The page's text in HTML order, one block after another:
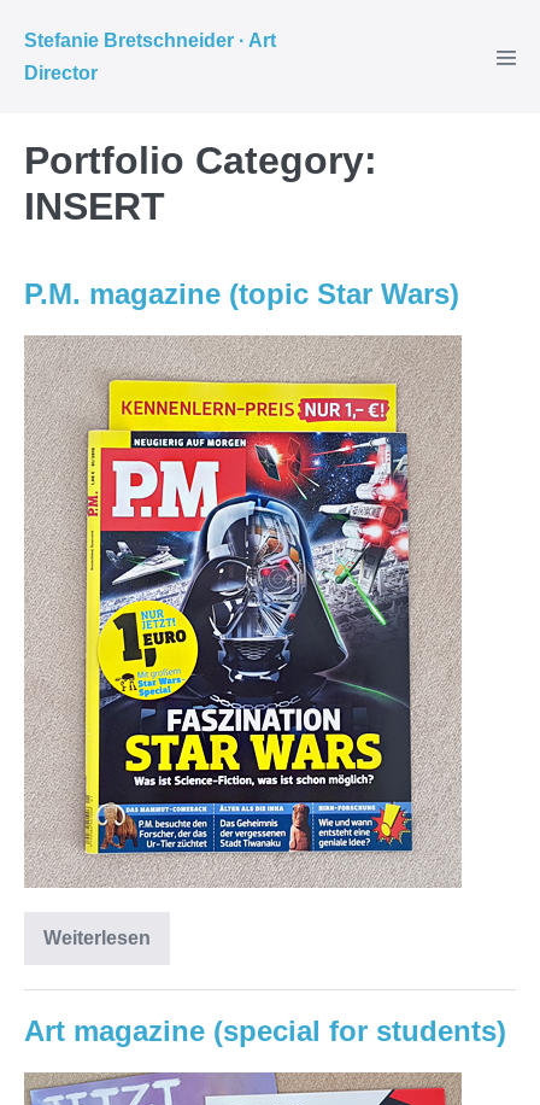
zum
Stefanie Bretschneider · Art
Director
Portfolio Category:
INSERT
P.M. magazine (topic Star Wars)
Weiterlesen
Art magazine (special for students)